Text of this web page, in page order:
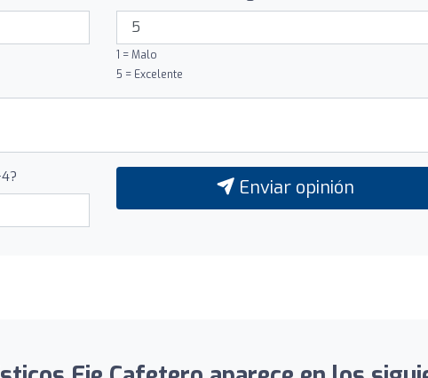
1 = Malo
5 = Excelente
Enviar opinión